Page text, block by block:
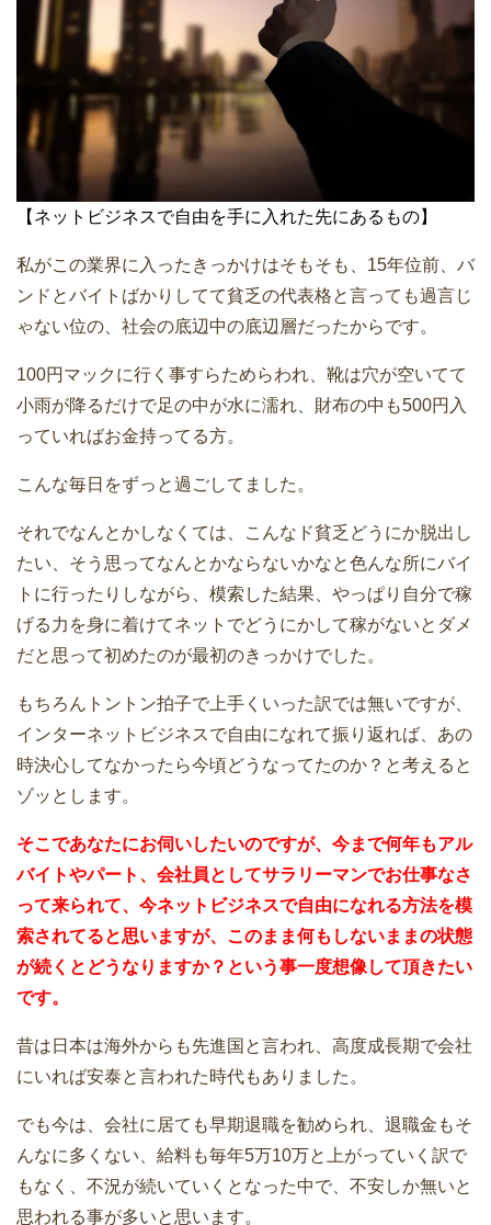
【ネットビジネスで自由を手に入れた先にあるもの】
私がこの業界に入ったきっかけはそもそも、15年位前、バ
ンドとバイトばかりしてて貧乏の代表格と言っても過言じ
ゃない位の、社会の底辺中の底辺層だったからです。
100円マックに行く事すらためらわれ、靴は穴が空いてて
小雨が降るだけで足の中が水に濡れ、財布の中も500円入
っていればお金持ってる方。
こんな毎日をずっと過ごしてました。
それでなんとかしなくては、こんなド貧乏どうにか脱出し
たい、そう思ってなんとかならないかなと色んな所にバイ
トに行ったりしながら、模索した結果、やっぱり自分で稼
げる力を身に着けてネットでどうにかして稼がないとダメ
だと思って初めたのが最初のきっかけでした。
もちろんトントン拍子で上手くいった訳では無いですが、
インターネットビジネスで自由になれて振り返れば、あの
時決心してなかったら今頃どうなってたのか？と考えると
ゾッとします。
そこであなたにお伺いしたいのですが、今まで何年もアル
バイトやパート、会社員としてサラリーマンでお仕事なさ
って来られて、今ネットビジネスで自由になれる方法を模
索されてると思いますが、このまま何もしないままの状態
が続くとどうなりますか？という事一度想像して頂きたい
です。
昔は日本は海外からも先進国と言われ、高度成長期で会社
にいれば安泰と言われた時代もありました。
でも今は、会社に居ても早期退職を勧められ、退職金もそ
んなに多くない、給料も毎年5万10万と上がっていく訳で
もなく、不況が続いていくとなった中で、不安しか無いと
思われる事が多いと思います。